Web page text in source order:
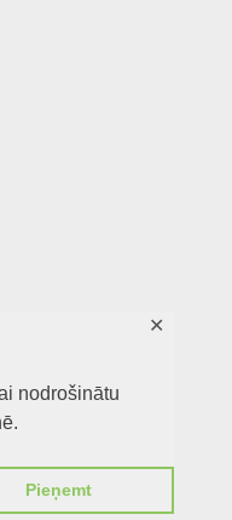
nodrošinātu
Pieņemt
✕